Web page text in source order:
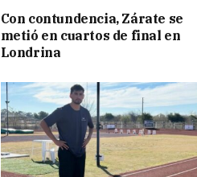
Con contundencia, Zárate se
metió en cuartos de final en
Londrina